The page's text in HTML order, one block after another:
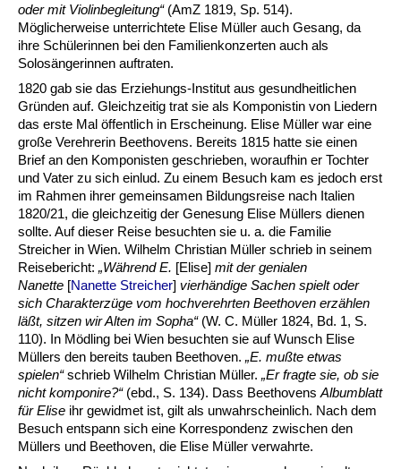
oder mit Violinbegleitung“(AmZ 1819, Sp. 514).
Möglicherweise unterrichtete Elise Müller auch Gesang, da
ihre Schülerinnen bei den Familienkonzerten auch als
Solosängerinnen auftraten.
1820 gab sie das Erziehungs-Institut aus gesundheitlichen
Gründen auf. Gleichzeitig trat sie als Komponistin von Liedern
das erste Mal öffentlich in Erscheinung. Elise Müller war eine
große Verehrerin Beethovens. Bereits 1815 hatte sie einen
Brief an den Komponisten geschrieben, woraufhin er Tochter
und Vater zu sich einlud. Zu einem Besuch kam es jedoch erst
im Rahmen ihrer gemeinsamen Bildungsreise nach Italien
1820/21, die gleichzeitig der Genesung Elise Müllers dienen
sollte. Auf dieser Reise besuchten sie u. a. die Familie
Streicher in Wien. Wilhelm Christian Müller schrieb in seinem
Reisebericht: „Während E. [Elise] mit der genialen
Nanette [Nanette Streicher] vierhändige Sachen spielt oder
sich Charakterzüge vom hochverehrten Beethoven erzählen
läßt, sitzen wir Alten im Sopha“(W. C. Müller 1824, Bd. 1, S.
110). In Mödling bei Wien besuchten sie auf Wunsch Elise
Müllers den bereits tauben Beethoven. „E. mußte etwas
spielen“schrieb Wilhelm Christian Müller. „Er fragte sie, ob sie
nicht komponire?“(ebd., S. 134). Dass Beethovens Albumblatt
für Elise ihr gewidmet ist, gilt als unwahrscheinlich. Nach dem
Besuch entspann sich eine Korrespondenz zwischen den
Müllers und Beethoven, die Elise Müller verwahrte.